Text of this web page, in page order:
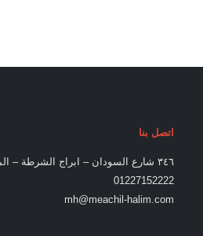
اتصل بنا
٣٤٦‏ شارع السودان – ابراج الشرطة – المهندسين.
01227152222
mh@meachil-halim.com